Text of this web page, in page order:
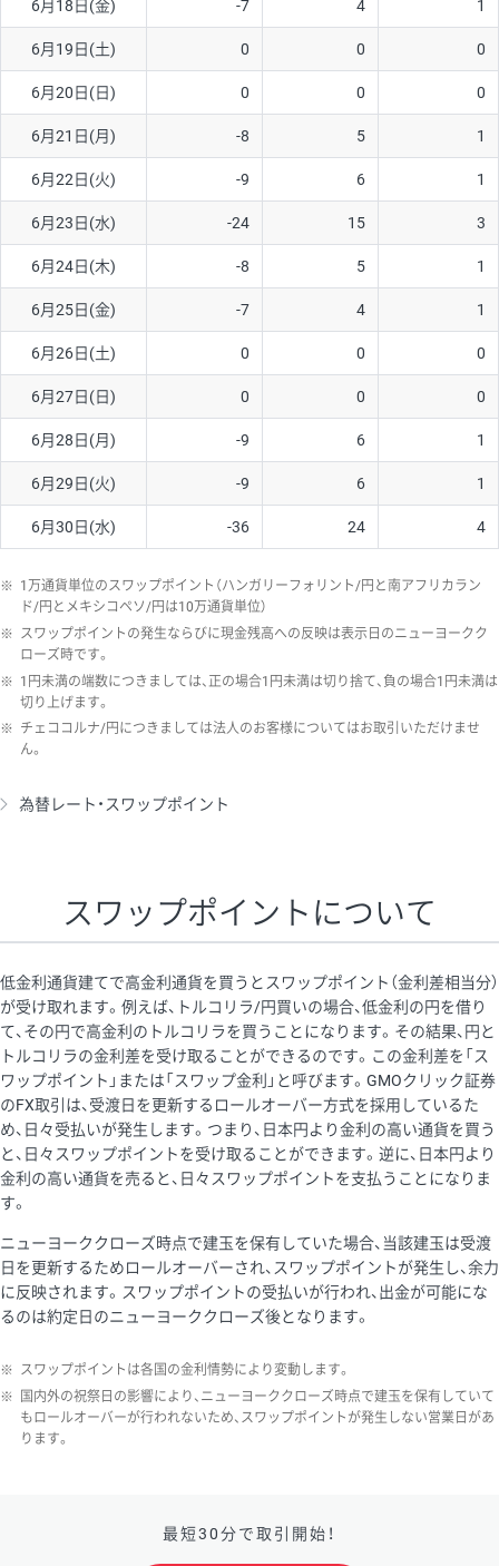
6月18日(金) -7 4 1
6月19日(土) 0 0 0
6月20日(日) 0 0 0
6月21日(月) -8 5 1
6月22日(火) -9 6 1
6月23日(水) -24 15 3
6月24日(木) -8 5 1
6月25日(金) -7 4 1
6月26日(土) 0 0 0
6月27日(日) 0 0 0
6月28日(月) -9 6 1
6月29日(火) -9 6 1
6月30日(水) -36 24 4
※ 1万通貨単位のスワップポイント（ハンガリーフォリント/円と南アフリカラン
ド/円とメキシコペソ/円は10万通貨単位）
※ スワップポイントの発生ならびに現金残高への反映は表示日のニューヨークク
ローズ時です。
※ 1円未満の端数につきましては、正の場合1円未満は切り捨て、負の場合1円未満は
切り上げます。
※ チェココルナ/円につきましては法人のお客様についてはお取引いただけませ
ん。
為替レート・スワップポイント
スワップポイントについて
低金利通貨建てで高金利通貨を買うとスワップポイント（金利差相当分）
が受け取れます。例えば、トルコリラ/円買いの場合、低金利の円を借り
て、その円で高金利のトルコリラを買うことになります。その結果、円と
トルコリラの金利差を受け取ることができるのです。この金利差を「ス
ワップポイント」または「スワップ金利」と呼びます。GMOクリック証券
のFX取引は、受渡日を更新するロールオーバー方式を採用しているた
め、日々受払いが発生します。つまり、日本円より金利の高い通貨を買う
と、日々スワップポイントを受け取ることができます。逆に、日本円より
金利の高い通貨を売ると、日々スワップポイントを支払うことになりま
す。
ニューヨーククローズ時点で建玉を保有していた場合、当該建玉は受渡
日を更新するためロールオーバーされ、スワップポイントが発生し、余力
に反映されます。スワップポイントの受払いが行われ、出金が可能にな
るのは約定日のニューヨーククローズ後となります。
※ スワップポイントは各国の金利情勢により変動します。
※
国内外の祝祭日の影響により、ニューヨーククローズ時点で建玉を保有していて
もロールオーバーが行われないため、スワップポイントが発生しない営業日があ
ります。
最短30分で取引開始！